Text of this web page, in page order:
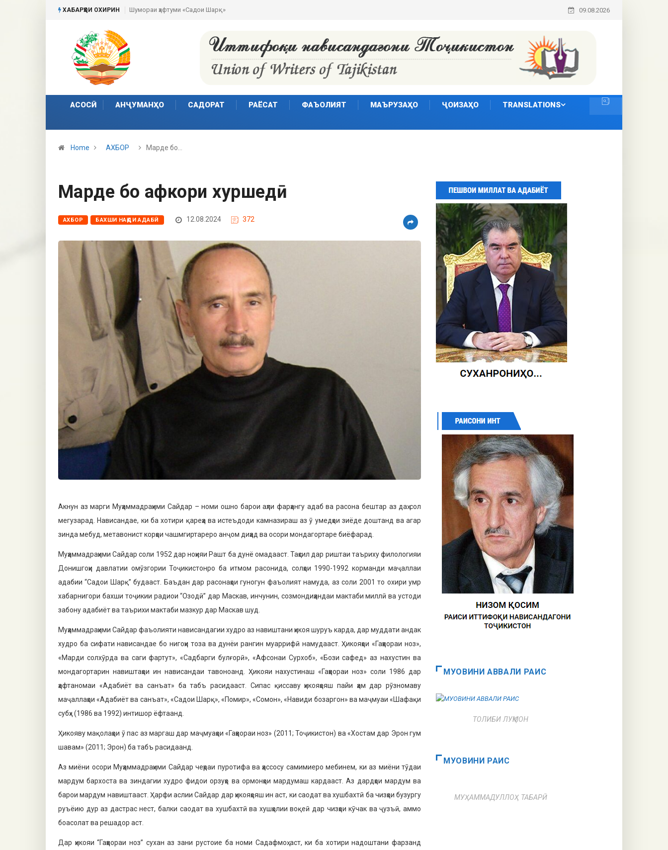
ХАБАРҲОИ ОХИРИН
Шумораи ҳафтуми «Садои Шарқ» Пешвои ҳаракати сулҳи ҷаҳонӣ 09.08.2026
АСОСӢ АНҶУМАНҲО САДОРАТ РАЁСАТ ФАЪОЛИЯТ МАЪРУЗАҲО ҶОИЗАҲО TRANSLATIONS
Home АХБОР Марде бо…
Марде бо афкори хуршедӣ
АХБОР БАХШИ НАҚДИ АДАБӢ 12.08.2024 372
Акнун аз марги Муҳаммадраҳи­ми Сайдар – номи ошно барои аҳли фарҳангу адаб ва расона бештар аз даҳ сол
мегузарад. Нависандае, ки ба хотири қареҳа ва истеъдоди камназираш аз ӯ умедҳои зиёде доштанд ва агар
зинда мебуд, метавонист корҳои чашмгиртареро анҷом диҳад ва осори мондагорта­ре биёфарад.
Муҳаммадраҳими Сайдар соли 1952 дар ноҳияи Рашт ба дунё омадааст. Таҳсил дар риштаи таъриху филологияи
Донишгоҳи давлатии омӯзгории Тоҷикистонро ба итмом расонида, солҳои 1990-1992 корманди маҷаллаи
адабии “Садои Шарқ” будааст. Баъдан дар расонаҳои гуногун фаъолият намуда, аз соли 2001 то охири умр
хабарнигори бахши тоҷикии ради­ои “Озодӣ” дар Маскав, инчунин, созмондиҳандаи мактаби миллӣ ва устоди
забону адабиёт ва таърихи мактаби мазкур дар Маскав шуд.
Муҳаммадраҳими Сайдар фаъолияти нависандагии худро аз навиштани ҳикоя шуруъ карда, дар муддати андак
худро ба си­фати нависандае бо нигоҳи тоза ва дунёи рангин муаррифӣ наму­дааст. Ҳикояҳои «Гаҳвораи ноз»,
«Марди солхӯрда ва саги фартут», «Садбарги булғорӣ», «Афсонаи Сурхоб», «Бози сафед» аз нахус­тин ва
мондагортарин навиштаҳои ин нависандаи тавоноанд. Ҳикояи нахустинаш «Гаҳвораи ноз» соли 1986 дар
ҳафтаномаи «Адабиёт ва санъат» ба табъ расидааст. Сипас қиссаву ҳикояҳояш пайи ҳам дар рӯзномаву
маҷаллаҳои «Адабиёт ва санъат», «Садои Шарқ», «По­мир», «Сомон», «Навиди бозар­гон» ва маҷмуаи «Шафақи
субҳ» (1986 ва 1992) интишор ёфтаанд.
Ҳикояву мақолаҳои ӯ пас аз маргаш дар маҷмуаҳои «Гаҳвораи ноз» (2011; Тоҷикистон) ва «Хо­стам дар Эрон гум
шавам» (2011; Эрон) ба табъ расидаанд.
Аз миёни осори Муҳаммадраҳи­ми Сайдар чеҳраи пуротифа ва ҳассосу самимиеро мебинем, ки аз миёни тӯдаи
мардум бархоста ва зиндагии худро фидои орзуҳо ва ормонҳои мардумаш кардааст. Аз дардҳои мардум ва
барои мардум навиштааст. Ҳарфи аслии Сайдар дар ҳикояҳояш ин аст, ки саодат ва хушбахтӣ ба чизҳои бузургу
руъёию дур аз дастрас нест, балки саодат ва хушбахтӣ ва хушҳолии воқеӣ дар чизҳои кӯчак ва ҷузъӣ, аммо
боасолат ва решадор аст.
Дар ҳикояи “Гаҳвораи ноз” сухан аз зани рустоие ба номи Садафмоҳ аст, ки ба хотири на­доштани фарзанд
МУОВИНИ АВВАЛИ РАИС
ТОЛИБИ ЛУҚМОН
МУОВИНИ РАИС
МУҲАММАДУЛЛОҲ ТАБАРӢ